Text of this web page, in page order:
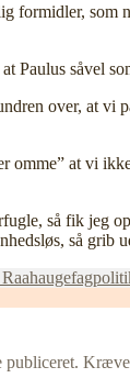
formidler, som
Paulus såvel
over, at vi
omme” at vi
så fik jeg
så grib
publiceret.